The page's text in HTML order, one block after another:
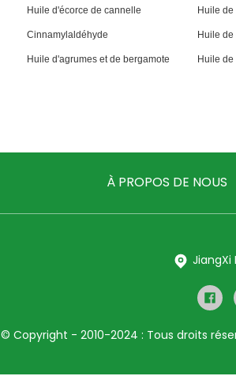
Huile d'écorce de cannelle Huile
Cinnamylaldéhyde Huile
Huile d'agrumes et de bergamote Huile
À PROPOS DE NOUS
JiangXi
© Copyright - 2010-2024 : Tous droits